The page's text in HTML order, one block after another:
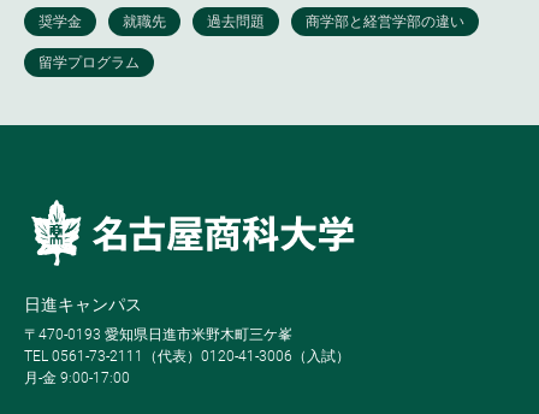
日進キャンパス
〒470-0193 愛知県日進市米野木町三ケ峯
TEL 0561-73-2111（代表）0120-41-3006（入試）
月-金 9:00-17:00